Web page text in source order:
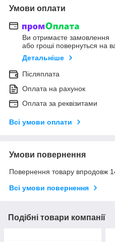
Умови оплати
Ви отримаєте замовлення
або гроші повернуться на
Детальніше
Післяплата
Оплата на рахунок
Оплата за реквізитами
Всі умови оплати
Умови повернення
Повернення товару впродовж
Всі умови повернення
Подібні товари компанії